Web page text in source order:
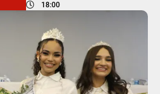
18:00